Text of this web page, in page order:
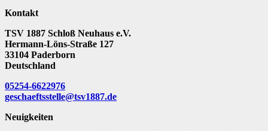
Kontakt
TSV 1887 Schloß Neuhaus e.V.
Hermann-Löns-Straße 127
33104 Paderborn
Deutschland
05254-6622976
geschaeftsstelle@tsv1887.de
Neuigkeiten